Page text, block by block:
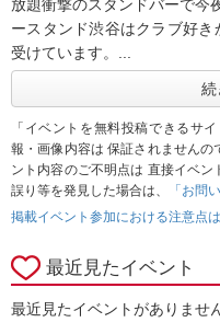
放題衝撃のスタンドバーで今
ースタンド渋谷はクラブ好
受けています。...
続
「イベントを無料投稿できるサ
報・画像内容は 保証されません
ント内容のご不明点は 直接イベ
誤り等を発見した場合は、
「お問
掲載イベント参加における注意点
最近見たイベント
最近見たイベントがありませ